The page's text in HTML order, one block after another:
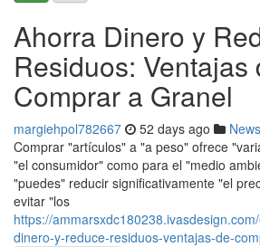
Ahorra Dinero y
Residuos: Ventajas
Comprar a Granel
margiehpol782667 52 days ago News
Comprar "artículos" a "a peso" ofrece
"el consumidor" como para el "medio
"puedes" reducir significativamente "el
evitar "los
https://
dinero-y-reduce-residuos-ventajas-de-